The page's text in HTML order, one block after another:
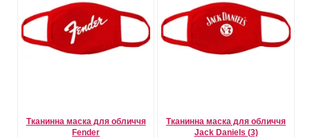
Тканинна маска для обличчя
Fender
Тканинна маска для обличчя
Jack Daniels (3)